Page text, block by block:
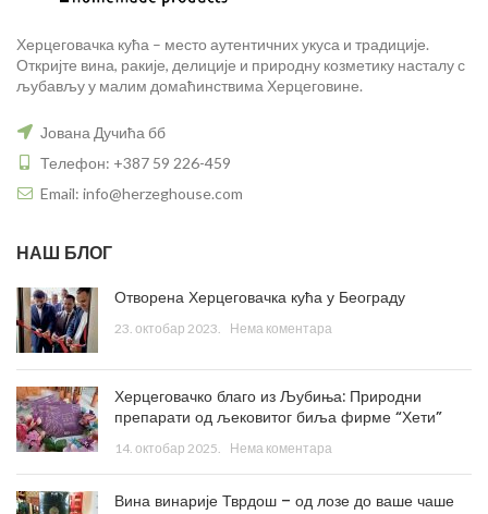
Херцеговачка кућа – место аутентичних укуса и традиције.
Откријте вина, ракије, делиције и природну козметику насталу с
љубављу у малим домаћинствима Херцеговине.
Јована Дучића бб
Телефон: +387 59 226-459
Email: info@herzeghouse.com
НАШ БЛОГ
Отворена Херцеговачка кућа у Београду
23. октобар 2023. Нема коментара
Херцеговачко благо из Љубиња: Природни
препарати од љековитог биља фирме “Хети”
14. октобар 2025. Нема коментара
Вина винарије Тврдош – од лозе до ваше чаше